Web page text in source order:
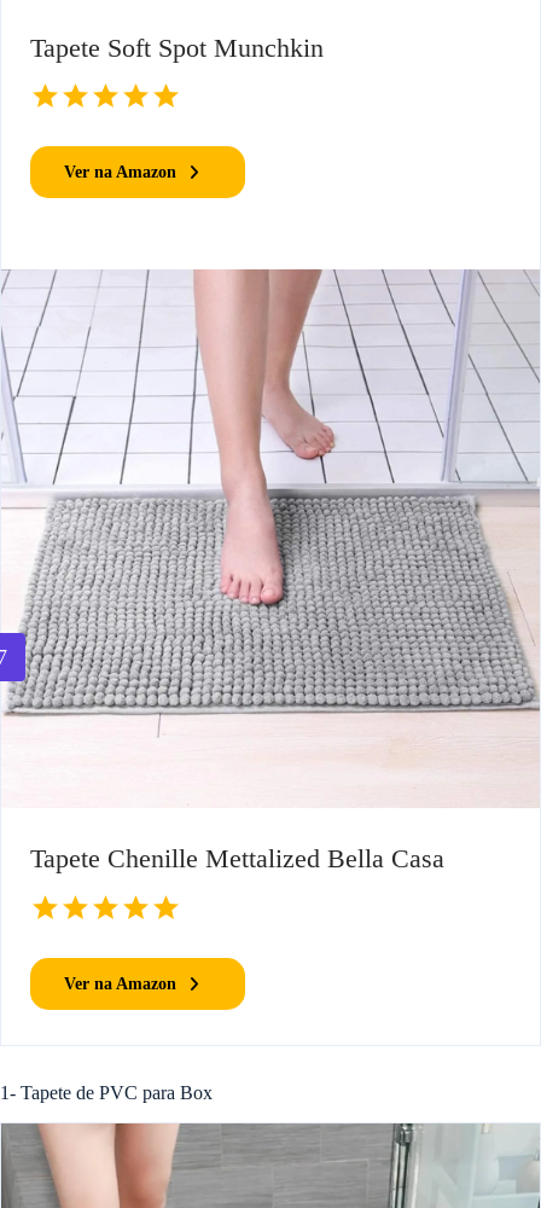
Tapete Soft Spot Munchkin
Ver na Amazon
Tapete Chenille Mettalized Bella Casa
Ver na Amazon
1- Tapete de PVC para Box